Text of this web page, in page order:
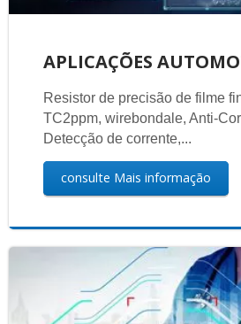
APLICAÇÕES
Resistor de precisão de filme
TC2ppm, wirebondale, Anti-
Detecção de corrente,...
consulte Mais informação